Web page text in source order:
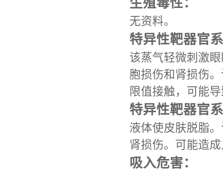
生殖毒性：
无资料。
特异性靶器官
该蒸气轻微刺激
胞损伤和肾损伤
限值接触，可能
特异性靶器官
液体使皮肤脱脂
肾损伤。可能造
吸入危害：